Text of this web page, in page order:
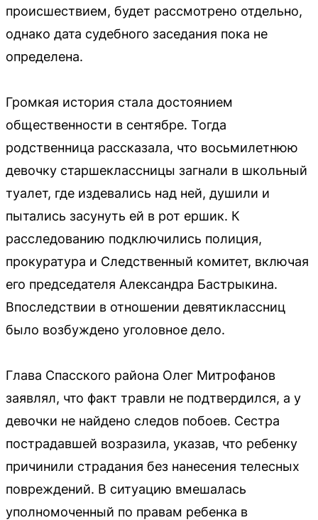
происшествием, будет рассмотрено отдельно,
однако дата судебного заседания пока не
определена.
Громкая история стала достоянием
общественности в сентябре. Тогда
родственница рассказала, что восьмилетнюю
девочку старшеклассницы загнали в школьный
туалет, где издевались над ней, душили и
пытались засунуть ей в рот ершик. К
расследованию подключились полиция,
прокуратура и Следственный комитет, включая
его председателя Александра Бастрыкина.
Впоследствии в отношении девятиклассниц
было возбуждено уголовное дело.
Глава Спасского района Олег Митрофанов
заявлял, что факт травли не подтвердился, а у
девочки не найдено следов побоев. Сестра
пострадавшей возразила, указав, что ребенку
причинили страдания без нанесения телесных
повреждений. В ситуацию вмешалась
уполномоченный по правам ребенка в